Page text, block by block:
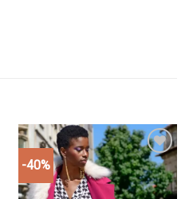
-40%
Add to
wishlist